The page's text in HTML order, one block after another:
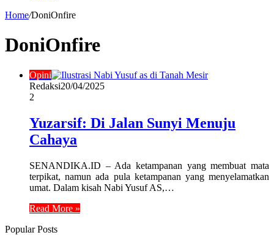
Home/DoniOnfire
DoniOnfire
Opini
Redaksi20/04/2025
2
Yuzarsif: Di Jalan Sunyi Menuju
Cahaya
SENANDIKA.ID – Ada ketampanan yang membuat mata
terpikat, namun ada pula ketampanan yang menyelamatkan
umat. Dalam kisah Nabi Yusuf AS,…
Read More »
Popular Posts